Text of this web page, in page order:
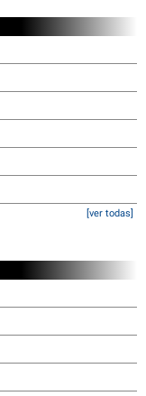
[ver todas]